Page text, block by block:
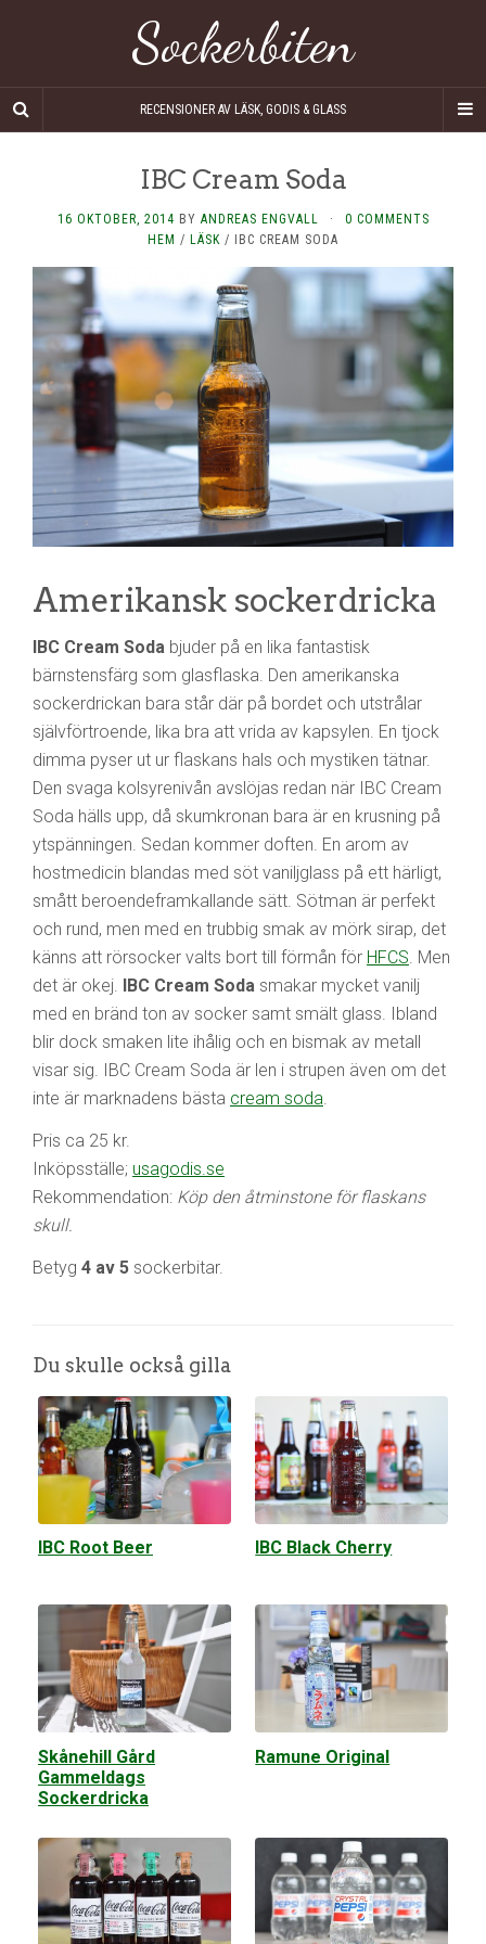
Sockerbiten
RECENSIONER AV LÄSK, GODIS & GLASS
IBC Cream Soda
16 OKTOBER, 2014 BY ANDREAS ENGVALL ·
0 COMMENTS
HEM / LÄSK / IBC CREAM SODA
Amerikansk sockerdricka
IBC Cream Soda bjuder på en lika fantastisk
bärnstensfärg som glasflaska. Den amerikanska
sockerdrickan bara står där på bordet och utstrålar
självförtroende, lika bra att vrida av kapsylen. En tjock
dimma pyser ut ur flaskans hals och mystiken tätnar.
Den svaga kolsyrenivån avslöjas redan när IBC Cream
Soda hälls upp, då skumkronan bara är en krusning på
ytspänningen. Sedan kommer doften. En arom av
hostmedicin blandas med söt vaniljglass på ett härligt,
smått beroendeframkallande sätt. Sötman är perfekt
och rund, men med en trubbig smak av mörk sirap, det
känns att rörsocker valts bort till förmån för HFCS . Men
det är okej. IBC Cream Soda smakar mycket vanilj
med en bränd ton av socker samt smält glass. Ibland
blir dock smaken lite ihålig och en bismak av metall
visar sig. IBC Cream Soda är len i strupen även om det
inte är marknadens bästa cream soda
Pris ca 25 kr.
Inköpsställe; usagodis.se
Rekommendation: Köp den åtminstone för flaskans
skull.
Betyg 4 av 5 sockerbitar.
Du skulle också gilla
IBC Root Beer IBC Black Cherry
Skånehill Gård
Gammeldags
Sockerdricka
Ramune Original